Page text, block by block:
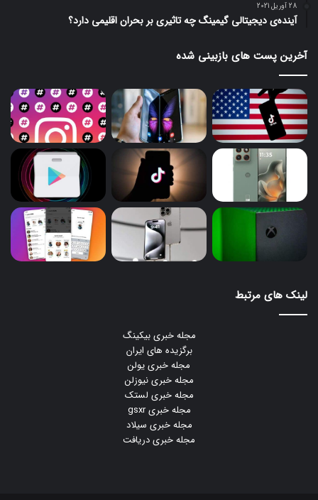
28 آوریل 2021
آینده‌ی دیجیتالی گیمینگ چه تاثیری بر بحران اقلیمی دارد؟
آخرین پست های بازبینی شده
لینک های مرتبط
مجله خبری بیکینگ
برگزیده های ایران
مجله خبری یولن
مجله خبری نیوزلن
مجله خبری لستک
مجله خبری gsxr
مجله خبری سیلاد
مجله خبری دریافت